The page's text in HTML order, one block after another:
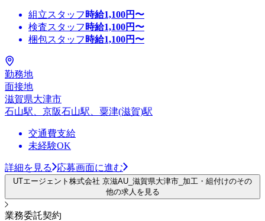
組立スタッフ 時給1,100円〜
検査スタッフ 時給1,100円〜
梱包スタッフ 時給1,100円〜
勤務地
面接地
滋賀県大津市
石山駅、京阪石山駅、粟津(滋賀)駅
交通費支給
未経験OK
詳細を見る 応募画面に進む
UTエージェント株式会社 京滋AU_滋賀県大津市_加工・組付けのその
他の求人を見る
業務委託契約